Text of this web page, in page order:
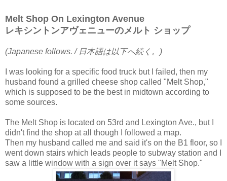
Melt Shop On Lexington Avenue
レキシントンアヴェニューのメルト ショップ
(Japanese follows. / 日本語は以下へ続く。)
I was looking for a specific food truck but I failed, then my
husband found a grilled cheese shop called "Melt Shop,"
which is supposed to be the best in midtown according to
some sources.
The Melt Shop is located on 53rd and Lexington Ave., but I
didn't find the shop at all though I followed a map.
Then my husband called me and said it's on the B1 floor, so I
went down stairs which leads people to subway station and I
saw a little window with a sign over it says "Melt Shop."